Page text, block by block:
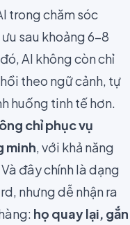
trong chăm sóc
sau khoảng 6–8
AI không còn chỉ
theo ngữ cảnh, tự
huống tinh tế hơn.
chỉ phục vụ
minh, với khả năng
đây chính là dạng
nhưng dễ nhận ra
họ quay lại, gắn